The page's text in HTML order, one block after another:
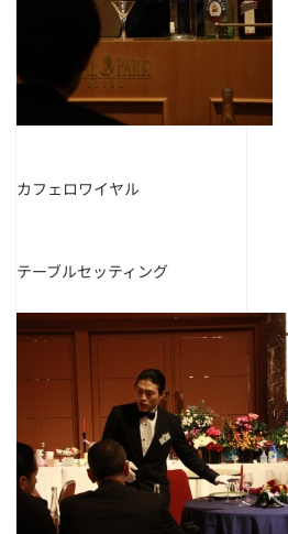
カフェロワイヤル
テーブルセッティング